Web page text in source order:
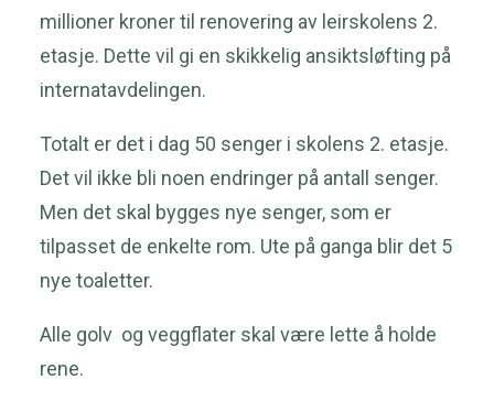
millioner kroner til renovering av leirskolens 2.
etasje. Dette vil gi en skikkelig ansiktsløfting på
internatavdelingen.
Totalt er det i dag 50 senger i skolens 2. etasje.
Det vil ikke bli noen endringer på antall senger.
Men det skal bygges nye senger, som er
tilpasset de enkelte rom. Ute på ganga blir det 5
nye toaletter.
Alle golv og veggflater skal være lette å holde
rene.